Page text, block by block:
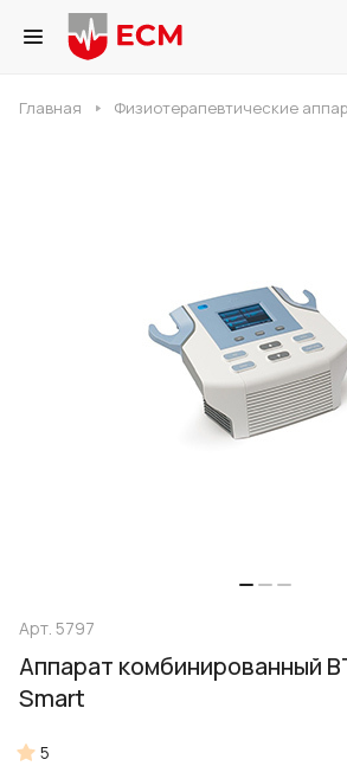
Главная Физиотерапевтические
Арт. 5797
Аппарат комбинированный
Smart
5